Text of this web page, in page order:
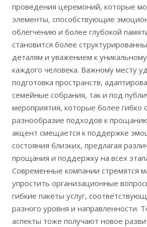
проведения церемоний, которые
элементы, способствующие
облегчению и более глубокой
становится более
деталям и уважением к
каждого человека. Важному месту
подготовка пространств,
семейные собрания, так и под
мероприятия, которые более гибко
разнообразие подходов к
акцент смещается к поддержке
состояния близких, предлагая
прощания и поддержку на всех
Современные компании стремятся
упростить организационные
гибкие пакеты услуг,
разного уровня и направленности.
аспекты тоже получают новое